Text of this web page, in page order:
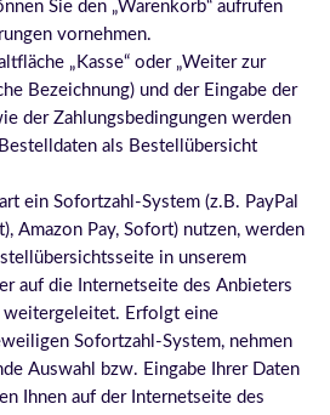
Sie den „Warenkorb“ aufrufen
vornehmen.
„Kasse“ oder „Weiter zur
Bezeichnung) und der Eingabe der
der Zahlungsbedingungen werden
als Bestellübersicht
ein Sofortzahl-System (z.B. PayPal
Amazon Pay, Sofort) nutzen, werden
in unserem
auf die Internetseite des Anbieters
weitergeleitet. Erfolgt eine
Sofortzahl-System, nehmen
Auswahl bzw. Eingabe Ihrer Daten
Ihnen auf der Internetseite des